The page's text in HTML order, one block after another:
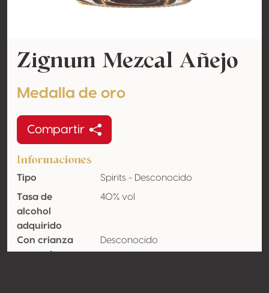
Zignum Mezcal Añejo
Medalla de oro
Compartir
Informaciones
Tipo
Spirits - Desconocido
Tasa de
alcohol
adquirido
40% vol
Con crianza
en madera
Desconocido